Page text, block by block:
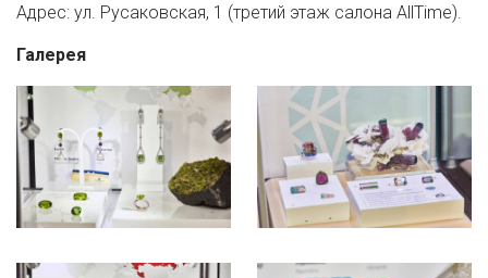
Адрес: ул. Русаковская, 1 (третий этаж салона AllTime).
Галерея